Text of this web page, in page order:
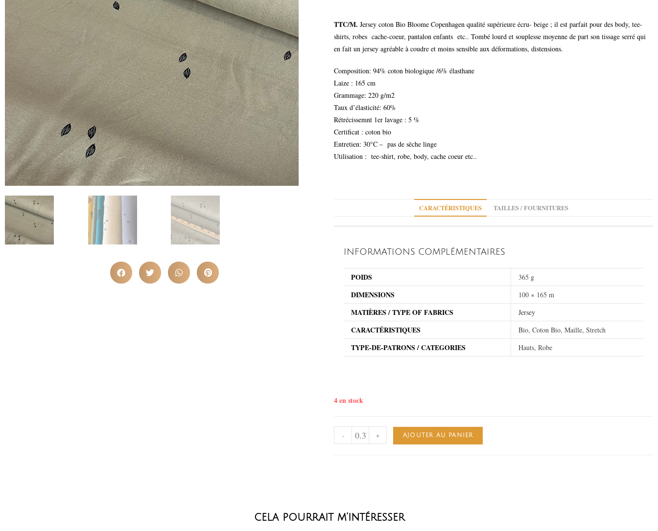
TTC/M. Jersey coton Bio Bloome Copenhagen qualité supérieure écru- beige ; il est parfait pour des body, tee-
shirts, robes cache-coeur, pantalon enfants etc.. Tombé lourd et souplesse moyenne de part son tissage serré qui
en fait un jersey agréable à coudre et moins sensible aux déformations, distensions.
Composition: 94% coton biologique /6% élasthane
Laize : 165 cm
Grammage: 220 g/m2
Taux d’élasticité: 60%
Rétrécissemnt 1er lavage : 5 %
Certificat : coton bio
Entretien: 30°C – pas de sèche linge
Utilisation : tee-shirt, robe, body, cache coeur etc..
CARACTÉRISTIQUES TAILLES / FOURNITURES
INFORMATIONS COMPLÉMENTAIRES
POIDS 365 g
DIMENSIONS 100 × 165 m
MATIÈRES / TYPE OF FABRICS Jersey
CARACTÉRISTIQUES Bio, Coton Bio, Maille, Stretch
TYPE-DE-PATRONS / CATEGORIES Hauts, Robe
4 en stock
- + AJOUTER AU PANIER
cela pourrait m’intéresser